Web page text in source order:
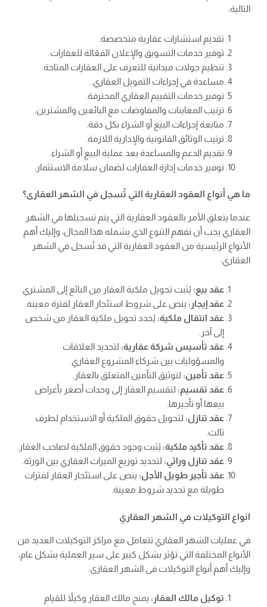
التالية:
تقديم استشارات عقارية متخصصة.
توفير خدمات التسويق والإعلان الفعّالة للعقارات.
تنظيم جولات ميدانية للتعرف على العقارات المتاحة.
مساعدة في إجراءات التمويل العقاري.
توفير خدمات التقييم العقاري المحترفة.
ترتيب المعاينات والمفاوضات مع البائعين والمشترين.
متابعة إجراءات البيع أو الشراء بكل دقة.
ترتيب الوثائق القانونية والإدارية اللازمة.
تقديم الدعم والمساعدة بعد عملية البيع أو الشراء.
توفير خدمات إدارة العقارات لضمان سلامة الاستثمار.
ما هي أنواع العقود العقارية التي تُسجل في الشهر العقارى؟
عندما يتعلق الأمر بالعقود العقارية التي يتم تسجيلها في الشهر
العقاري يجب أن نفهم التنوع الذي يشمله هذا المجال، وإليك أهم
الأنواع الرئيسية من العقود العقارية التي قد تُسجل في الشهر
العقاري:
عقد بيع: يُثبت تحويل ملكية العقار من البائع إلى المشتري.
عقد إيجار: ينص على شروط استئجار العقار لفترة معينة.
عقد انتقال ملكية: يُحدد تحويل ملكية العقار من شخص
إلى آخر.
عقد تأسيس شركة عقارية: لتحديد العلاقات
والمسؤوليات بين شركاء المشروع العقاري.
عقد تأمين: لتوثيق التأمين المتعلق بالعقار.
عقد تقسيم: لتقسيم العقار إلى وحدات أصغر بأغراض
بيعها أو تأجيرها.
عقد تنازل: لتحويل حقوق الملكية أو الاستخدام لطرف
ثالث.
عقد تأكيد ملكية: يُثبت وجود حقوق الملكية لصاحب العقار.
عقد تنازل وراثي: لتحديد توزيع الميراث العقاري بين الورثة.
عقد تأجير طويل الأجل: ينص على استئجار العقار لفترات
طويلة مع تحديد شروط معينة.
انواع التوكيلات في الشهر العقاري
في عمليات الشهر العقاري تتعامل مع مراكز التوكيلات العديد من
الأنواع المختلفة التي تؤثر بشكل كبير على سير العملية بشكل عام،
وإليك أهم أنواع التوكيلات فى الشهر العقارى:
توكيل مالك العقار: يمنح مالك العقار وكيلاً للقيام